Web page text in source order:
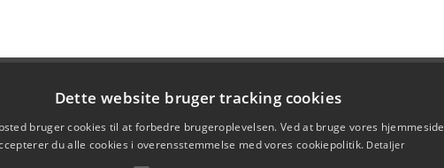
Dette website bruger tracking cookies
bruger cookies til at forbedre brugeroplevelsen. Ved at bruge vores hjemmeside
du alle cookies i overensstemmelse med vores cookiepolitik. Detaljer